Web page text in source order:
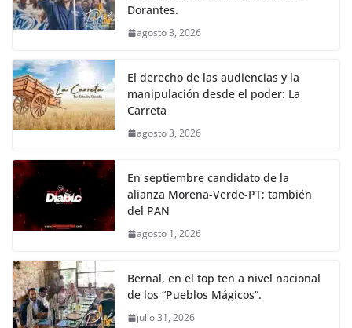
Dorantes.
agosto 3, 2026
El derecho de las audiencias y la
manipulación desde el poder: La
Carreta
agosto 3, 2026
En septiembre candidato de la
alianza Morena-Verde-PT; también
del PAN
agosto 1, 2026
Bernal, en el top ten a nivel nacional
de los “Pueblos Mágicos”.
julio 31, 2026